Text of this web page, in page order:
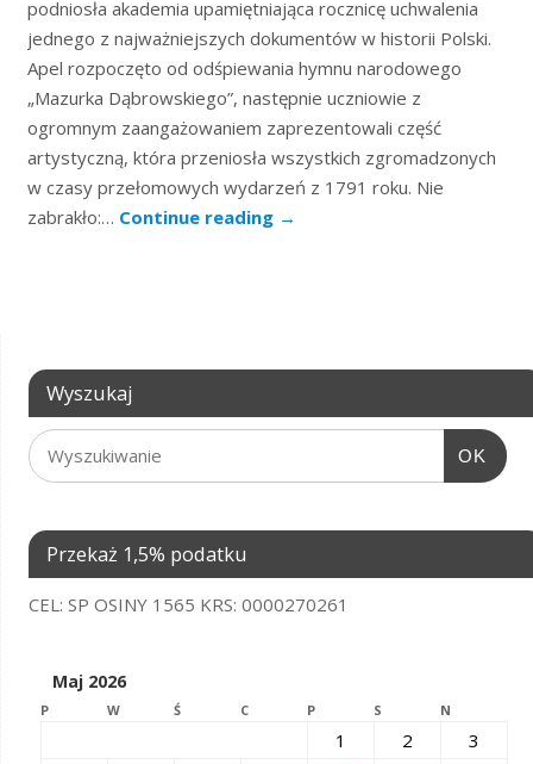
podniosła akademia upamiętniająca rocznicę uchwalenia
jednego z najważniejszych dokumentów w historii Polski.
Apel rozpoczęto od odśpiewania hymnu narodowego
„Mazurka Dąbrowskiego”, następnie uczniowie z
ogromnym zaangażowaniem zaprezentowali część
artystyczną, która przeniosła wszystkich zgromadzonych
w czasy przełomowych wydarzeń z 1791 roku. Nie
zabrakło:… Continue reading →
Wyszukaj
OK
Przekaż 1,5% podatku
CEL: SP OSINY 1565 KRS: 0000270261
Maj 2026
P W Ś C P S N
1 2
3